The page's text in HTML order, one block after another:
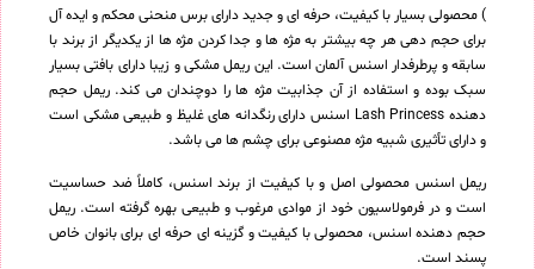
) محصولی بسیار با کیفیت، حرفه ای و جدید دارای برس منحنی محکم و ایده آل
برای حجم دهی هر چه بیشتر به مژه ها و جدا کردن مژه ها از یکدیگر از برند با
سابقه و پرطرفدار اسنس آلمان است. این ریمل مشکی و زیبا دارای بافتی بسیار
سبک بوده و استفاده از آن جذابیت مژه ها را دوچندان می کند. ریمل حجم
دهنده Lash Princess اسنس دارای رنگدانه های غلیظ و طبیعی مشکی است
و دارای تأثیری شبیه مژه مصنوعی برای چشم ها می باشد.
ریمل اسنس محصولی اصل و با کیفیت از برند اسنس، کاملاً ضد حساسیت
است و در فرمولاسیون خود از موادی مرغوب و طبیعی بهره گرفته است. ریمل
حجم دهنده اسنس، محصولی با کیفیت و گزینه ای حرفه ای برای بانوان خاص
پسند است.